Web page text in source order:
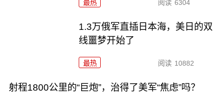
最热 阅读 6304
1.3万俄军直插日本海，美日的双
线噩梦开始了
最热 阅读 10882
射程1800公里的“巨炮”，治得了美军“焦虑”吗？